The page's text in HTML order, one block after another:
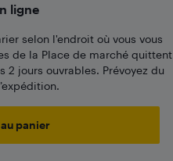
ligne
selon l'endroit où vous vous
de la Place de marché quittent
2 jours ouvrables. Prévoyez du
panier